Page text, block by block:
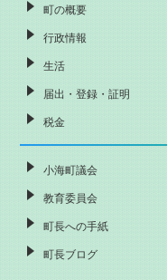
町の概要
行政情報
生活
届出・登録・証明
税金
小海町議会
教育委員会
町長への手紙
町長ブログ